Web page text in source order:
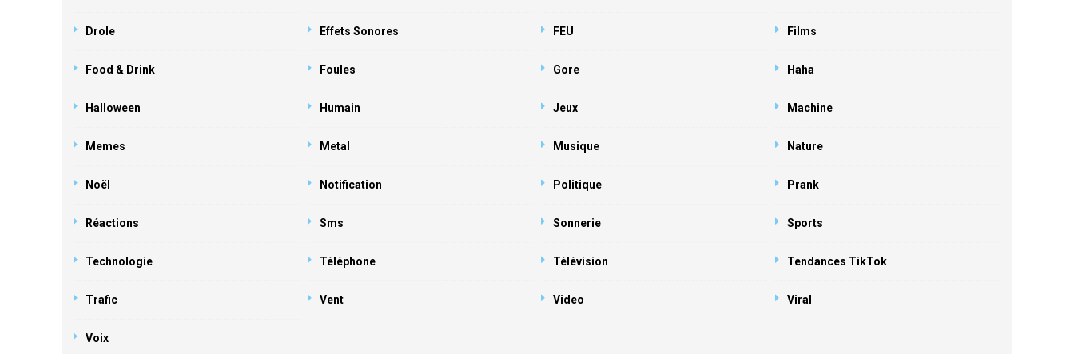
Drole Effets Sonores FEU Films
Food & Drink Foules Gore Haha
Halloween Humain Jeux Machine
Memes Metal Musique Nature
Noël Notification Politique Prank
Réactions Sms Sonnerie Sports
Technologie Téléphone Télévision Tendances TikTok
Trafic Vent Video Viral
Voix